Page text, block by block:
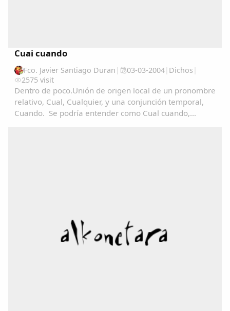
Cuai cuando
Fco. Javier Santiago Duran | 03-03-2004| Dichos |
2575 visit
Dentro de poco.Unión de origen local de un pronombre
relativo, Cual, Cualquier, y una conjunción temporal,
Cuando. Se podría entender como Cual cuando,